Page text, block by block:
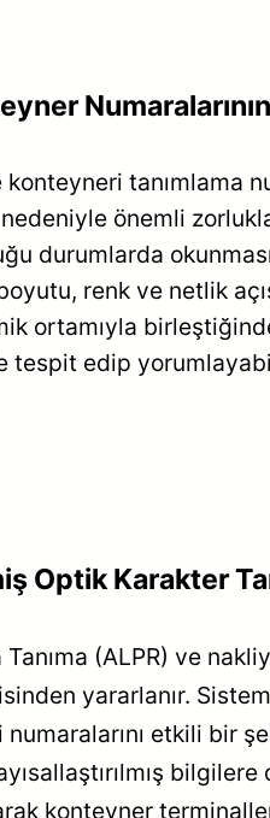
Numaralarının
konteyneri
önemli
durumlarda
renk ve netlik
ortamıyla
tespit edip
Optik Karakter
(ALPR) ve
yararlanır.
etkili bir
konteyner